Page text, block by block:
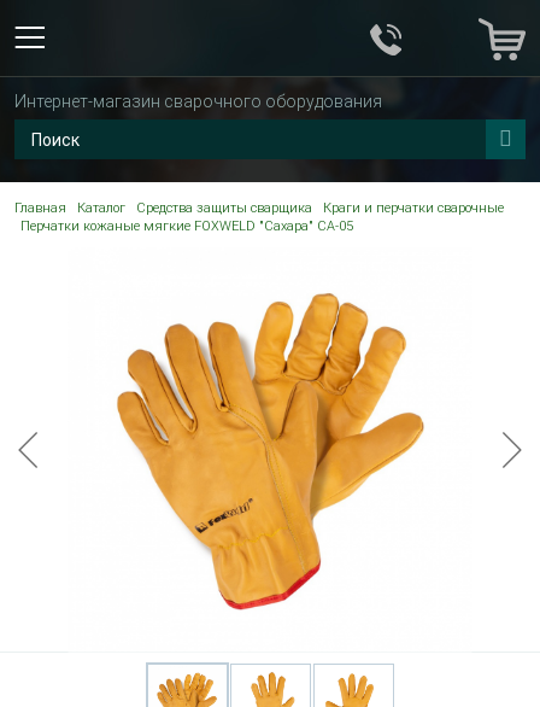
Интернет-магазин сварочного оборудования
Главная Каталог Средства защиты сварщика
Краги и перчатки сварочные
Перчатки кожаные мягкие FOXWELD "Сахара" СА-05